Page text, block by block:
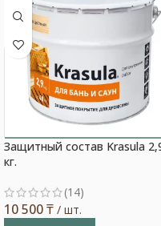
Выбор покупателя
Защитный состав Krasula
кг.
(14)
10 500₸ / шт.